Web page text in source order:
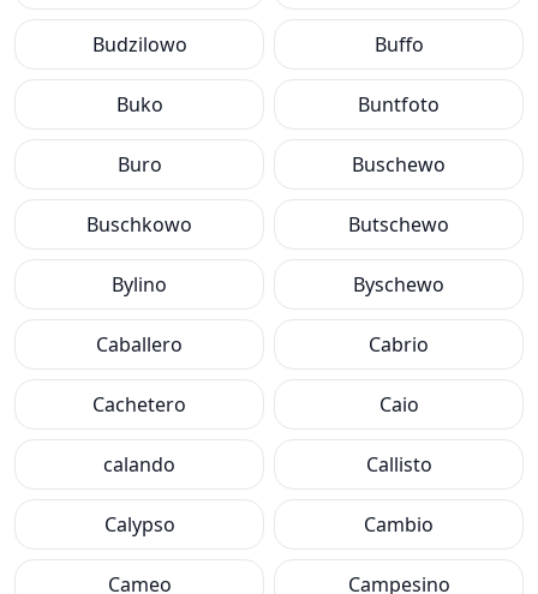
Budzilowo Buffo
Buko Buntfoto
Buro Buschewo
Buschkowo Butschewo
Bylino Byschewo
Caballero Cabrio
Cachetero Caio
calando Callisto
Calypso Cambio
Cameo Campesino